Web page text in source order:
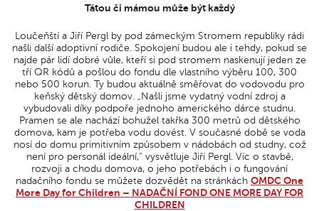
Tátou či mámou může být každý
Loučeňští a Jiří Pergl by pod zámeckým Stromem republiky rádi
našli další adoptivní rodiče. Spokojení budou ale i tehdy, pokud se
najde pár lidí dobré vůle, kteří si pod stromem naskenují jeden ze
tří QR kódů a pošlou do fondu dle vlastního výběru 100, 300
nebo 500 korun. Ty budou aktuálně směřovat do vodovodu pro
keňský dětský domov. „Našli jsme vydatný vodní zdroj a
vybudovali díky podpoře jednoho amerického dárce studnu.
Pramen se ale nachází bohužel takřka 300 metrů od dětského
domova, kam je potřeba vodu dovést. V současné době se voda
nosí do domu primitivním způsobem v nádobách od studny, což
není pro personál ideální,“ vysvětluje Jiří Pergl. Víc o stavbě,
rozvoji a chodu domova, o jeho potřebách i o fungování
nadačního fondu se můžete dozvědět na stránkách OMDC One
More Day for Children – NADAČNÍ FOND ONE MORE DAY FOR
CHILDREN